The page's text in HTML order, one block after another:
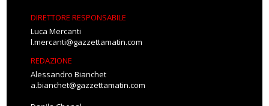
DIRETTORE RESPONSABILE
Luca Mercanti
l.mercanti@gazzettamatin.com
REDAZIONE
Alessandro Bianchet
a.bianchet@gazzettamatin.com